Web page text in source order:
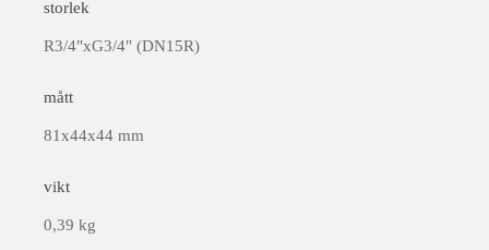
storlek
R3/4"xG3/4" (DN15R)
mått
81x44x44 mm
vikt
0,39 kg